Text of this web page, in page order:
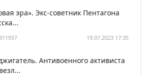
эра». Экс-советник Пентагона
19.07.2023 17:35
Антивоенного активиста